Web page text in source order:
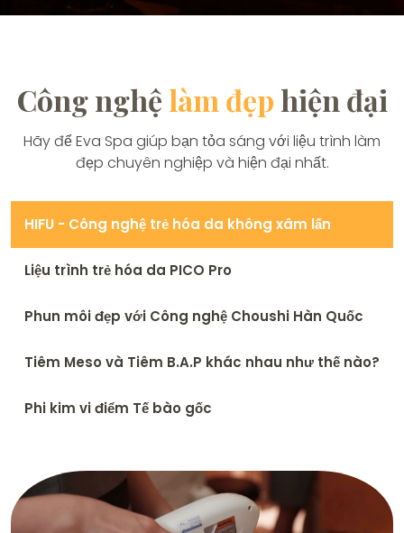
Công nghệ làm đẹp hiện đại
Hãy để Eva Spa giúp bạn tỏa sáng với liệu trình làm
đẹp chuyên nghiệp và hiện đại nhất.
HIFU - Công nghệ trẻ hóa da không xâm lấn
Liệu trình trẻ hóa da PICO Pro
Phun môi đẹp với Công nghệ Choushi Hàn Quốc
Tiêm Meso và Tiêm B.A.P khác nhau như thế nào?
Phi kim vi điểm Tế bào gốc